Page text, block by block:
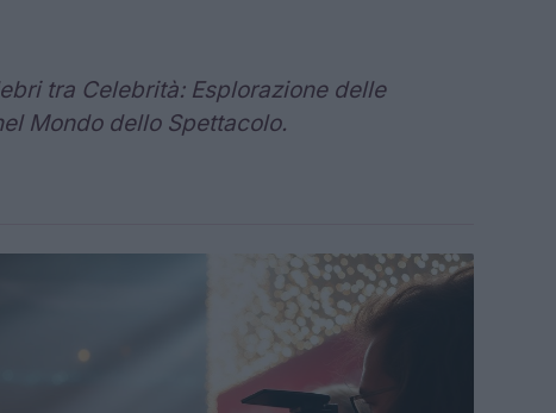
tra Celebrità: Esplorazione delle
Mondo dello Spettacolo.